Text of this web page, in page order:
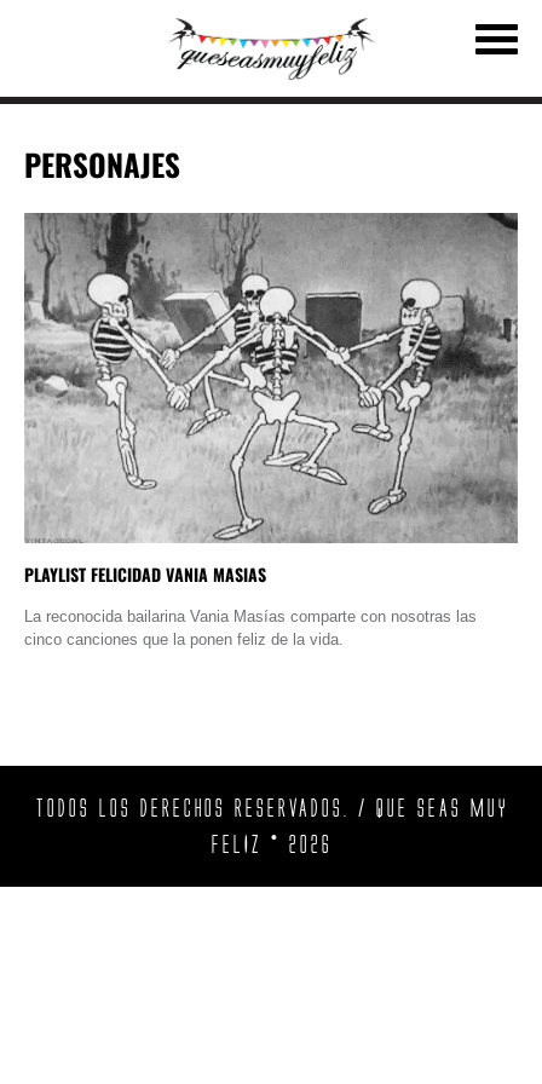
PERSONAJES
PLAYLIST FELICIDAD VANIA MASIAS
La reconocida bailarina Vania Masías comparte con nosotras las
cinco canciones que la ponen feliz de la vida.
TODOS LOS DERECHOS RESERVADOS. / QUE SEAS MUY
FELIZ © 2026